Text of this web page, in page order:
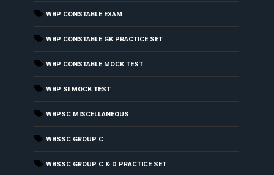
WBP CONSTABLE EXAM
WBP CONSTABLE GK PRACTICE SET
WBP CONSTABLE MOCK TEST
WBP SI MOCK TEST
WBPSC MISCELLANEOUS
WBSSC GROUP C
WBSSC GROUP C & D PRACTICE SET